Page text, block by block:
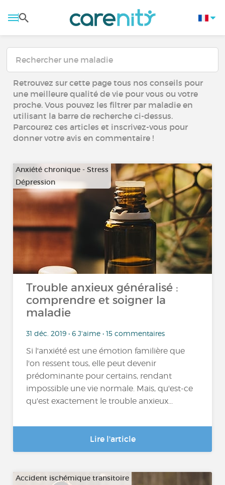
Retrouvez sur cette page tous nos conseils pour
une meilleure qualité de vie pour vous ou votre
proche. Vous pouvez les filtrer par maladie en
utilisant la barre de recherche ci-dessus.
Parcourez ces articles et inscrivez-vous pour
donner votre avis en commentaire !
Anxiété chronique - Stress
Dépression
Trouble anxieux généralisé :
comprendre et soigner la
maladie
31 déc. 2019 • 6 J'aime • 15 commentaires
Si l'anxiété est une émotion familière que
l'on ressent tous, elle peut devenir
prédominante pour certains, rendant
impossible une vie normale. Mais, qu'est-ce
qu'est exactement le trouble anxieux...
Lire l'article
Accident ischémique transitoire